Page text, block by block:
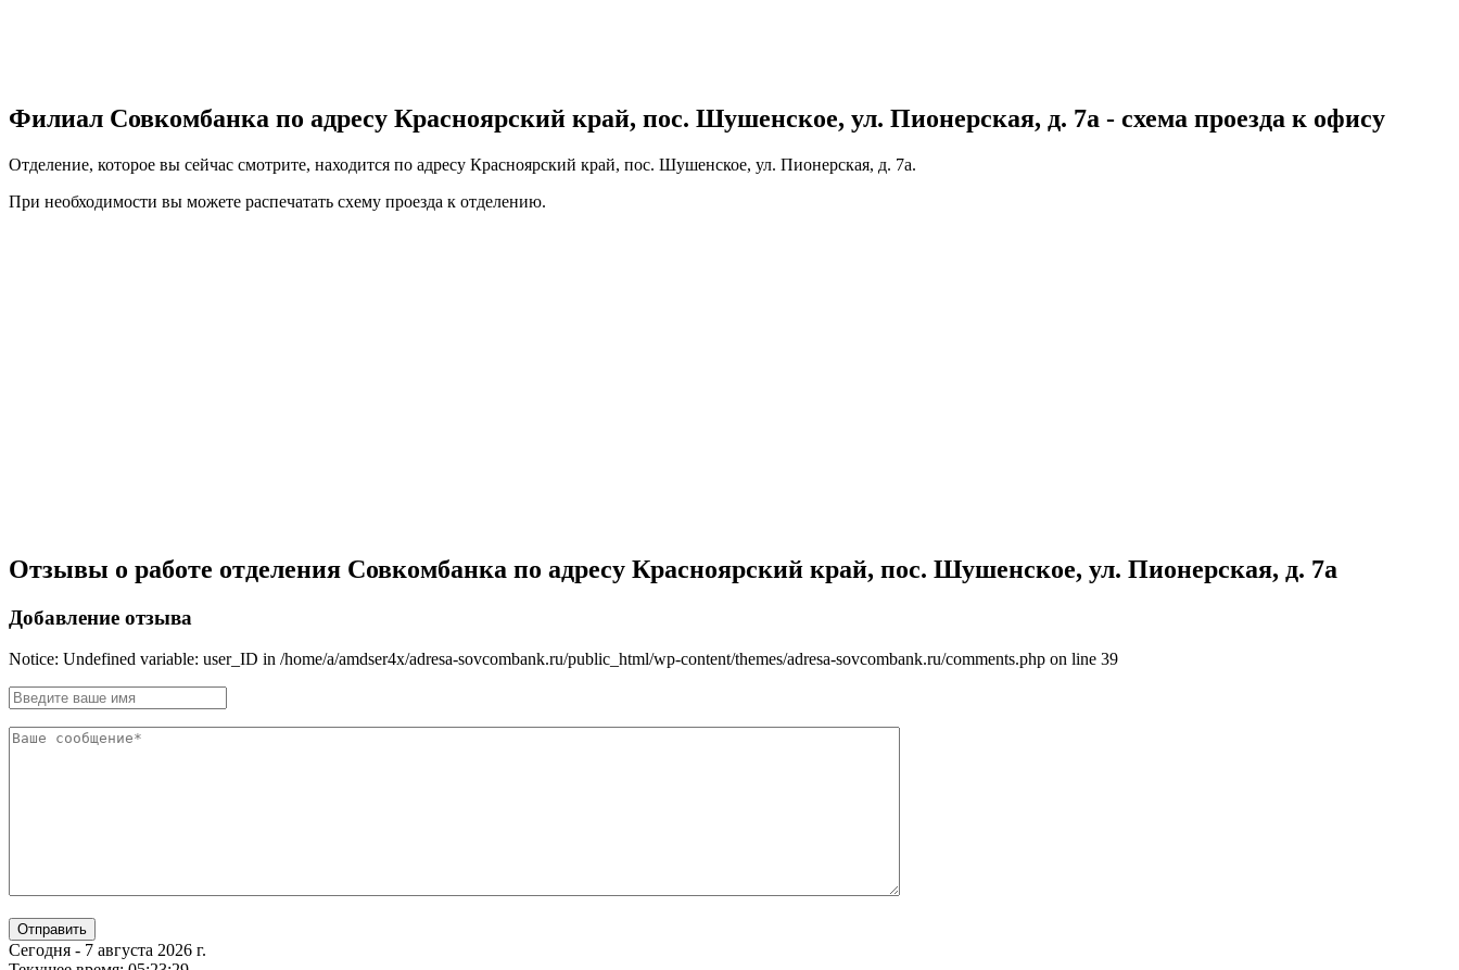
Филиал Совкомбанка по адресу Красноярский край, пос. Шушенское, ул. Пионерская, д. 7а - схема проезда к офису
Отделение, которое вы сейчас смотрите, находится по адресу Красноярский край, пос. Шушенское, ул. Пионерская, д. 7а.
При необходимости вы можете распечатать схему проезда к отделению.
Отзывы о работе отделения Совкомбанка по адресу Красноярский край, пос. Шушенское, ул. Пионерская, д. 7а
Добавление отзыва
Notice: Undefined variable: user_ID in /home/a/amdser4x/adresa-sovcombank.ru/public_html/wp-content/themes/adresa-sovcombank.ru/comments.php on line 39
Отправить
Сегодня - 7 августа 2026 г.